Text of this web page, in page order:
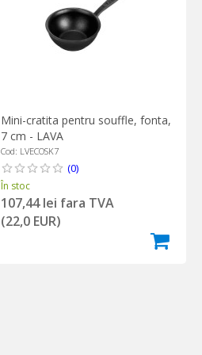
Mini-cratita pentru souffle, fonta,
7 cm - LAVA
Cod: LVECOSK7
(0)
În stoc
107,44 lei fara TVA
(22,0 EUR)